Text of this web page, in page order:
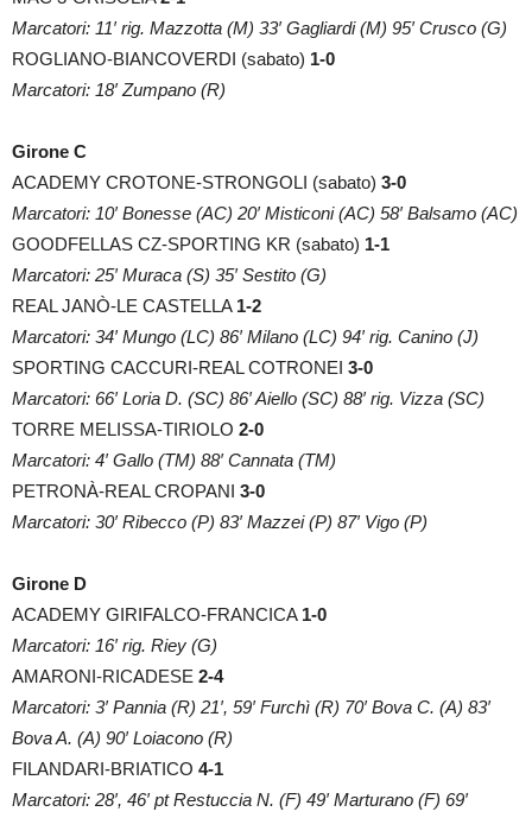
Marcatori: 11′ rig. Mazzotta (M) 33′ Gagliardi (M) 95′ Crusco (G)
ROGLIANO-BIANCOVERDI (sabato) 1-0
Marcatori: 18′ Zumpano (R)
Girone C
ACADEMY CROTONE-STRONGOLI (sabato) 3-0
Marcatori: 10′ Bonesse (AC) 20′ Misticoni (AC) 58′ Balsamo (AC)
GOODFELLAS CZ-SPORTING KR (sabato) 1-1
Marcatori: 25′ Muraca (S) 35′ Sestito (G)
REAL JANÒ-LE CASTELLA 1-2
Marcatori: 34′ Mungo (LC) 86′ Milano (LC) 94′ rig. Canino (J)
SPORTING CACCURI-REAL COTRONEI 3-0
Marcatori: 66′ Loria D. (SC) 86′ Aiello (SC) 88′ rig. Vizza (SC)
TORRE MELISSA-TIRIOLO 2-0
Marcatori: 4′ Gallo (TM) 88′ Cannata (TM)
PETRONÀ-REAL CROPANI 3-0
Marcatori: 30′ Ribecco (P) 83′ Mazzei (P) 87′ Vigo (P)
Girone D
ACADEMY GIRIFALCO-FRANCICA 1-0
Marcatori: 16′ rig. Riey (G)
AMARONI-RICADESE 2-4
Marcatori: 3′ Pannia (R) 21′, 59′ Furchì (R) 70′ Bova C. (A) 83′
Bova A. (A) 90′ Loiacono (R)
FILANDARI-BRIATICO 4-1
Marcatori: 28′, 46′ pt Restuccia N. (F) 49′ Marturano (F) 69′